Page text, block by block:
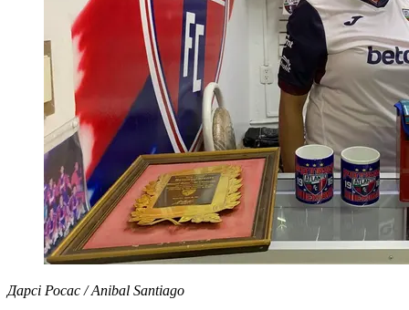
Дарсі Росас / Anibal Santiago